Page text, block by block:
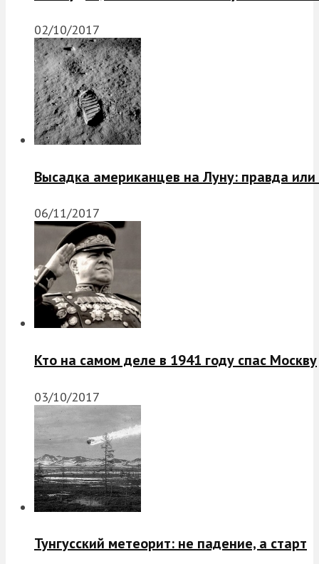
02/10/2017
Высадка американцев на Луну: правда
06/11/2017
Кто на самом деле в 1941 году спас Москву
03/10/2017
Тунгусский метеорит: не падение, а старт